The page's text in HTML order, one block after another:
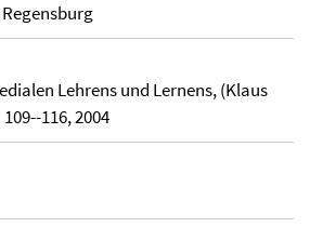
Lehrens und Lernens, (Klaus
116, 2004